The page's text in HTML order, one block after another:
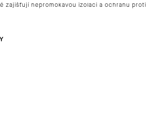
zajišťují nepromokavou izolaci a ochranu proti